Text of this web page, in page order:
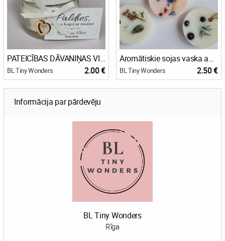
PATEICĪBAS DĀVANIŅAS VIESIEM
BL Tiny Wonders 2.00 €
Aromātiskie sojas vaska aplīši – mazās prieka dāvaniņas!
BL Tiny Wonders 2.50 €
Informācija par pārdevēju
BL Tiny Wonders
Rīga